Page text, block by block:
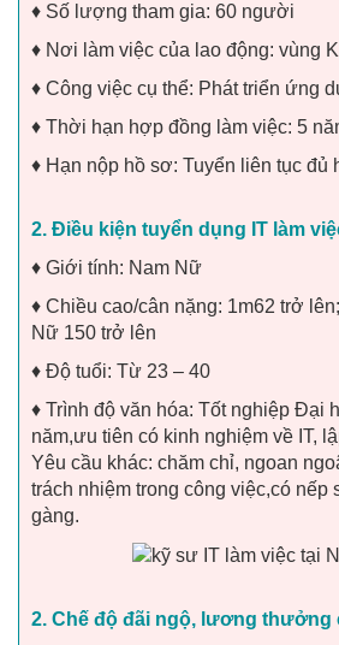
♦ Số lượng tham gia: 60 người
♦ Nơi làm việc của lao động: vùng
♦ Công việc cụ thể: Phát triển ứng
♦ Thời hạn hợp đồng làm việc: 5
♦ Hạn nộp hồ sơ: Tuyển liên tục đủ
2. Điều kiện tuyển dụng IT làm
♦ Giới tính: Nam Nữ
♦ Chiều cao/cân nặng: 1m62 trở
Nữ 150 trở lên
♦ Độ tuổi: Từ 23 – 40
♦ Trình độ văn hóa: Tốt nghiệp Đại
năm,ưu tiên có kinh nghiệm về IT,
Yêu cầu khác: chăm chỉ, ngoan
trách nhiệm trong công việc,có nếp
gàng.
2. Chế độ đãi ngộ, lương thưởng